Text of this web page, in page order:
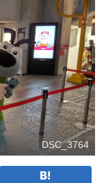
DSC_3764